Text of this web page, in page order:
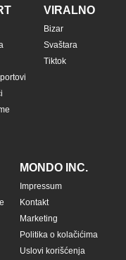
VIRALNO
Bizar
Svaštara
Tiktok
MONDO INC.
Impressum
Kontakt
Marketing
Politika o kolačićima
Uslovi korišćenja